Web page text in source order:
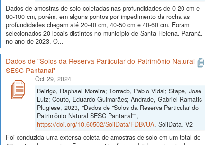
Dados de amostras de solo coletadas nas profundidades de 0-20 cm e
80-100 cm, porém, em alguns pontos por impedimento da rocha as
profundidades chegam até 20-40 cm, 40-50 cm e 40-60 cm. Foram
selecionados 20 locais distintos no município de Santa Helena, Paraná,
no ano de 2023. O...
Dados de "Solos da Reserva Particular do Patrimônio Natural
SESC Pantanal"
Oct 29, 2024
Beirigo, Raphael Moreira; Torrado, Pablo Vidal; Stape, José
Luiz; Couto, Eduardo Guimarães; Andrade, Gabriel Ramatis
Plugiese, 2023, "Dados de "Solos da Reserva Particular do
Patrimônio Natural SESC Pantanal"",
https://doi.org/10.60502/SoilData/FDBVUA, SoilData, V2
Foi conduzida uma extensa coleta de amostras de solo em um total de